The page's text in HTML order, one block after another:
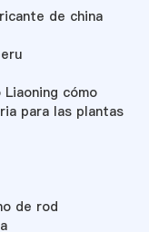
de china
cómo
para las plantas
de rod